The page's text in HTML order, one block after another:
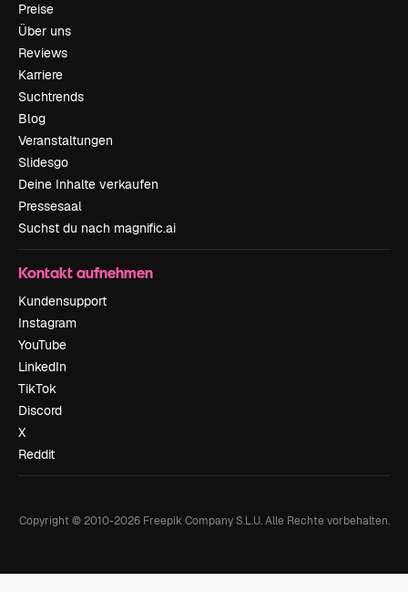
Preise
Über uns
Reviews
Karriere
Suchtrends
Blog
Veranstaltungen
Slidesgo
Deine Inhalte verkaufen
Pressesaal
Suchst du nach magnific.ai
Kontakt aufnehmen
Kundensupport
Instagram
YouTube
LinkedIn
TikTok
Discord
X
Reddit
Copyright © 2010-2026Freepik Company S.L.U. Alle Rechte vorbehalten.